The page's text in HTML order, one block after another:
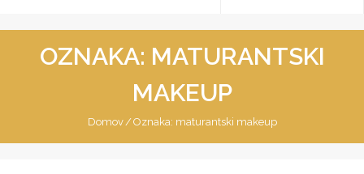
OZNAKA: MATURANTSKI
MAKEUP
Domov /Oznaka: maturantski makeup